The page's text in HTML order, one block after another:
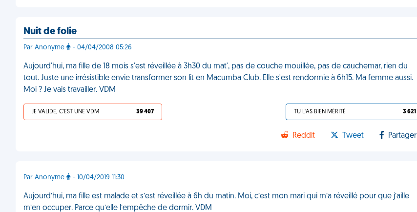
Nuit de folie
Par Anonyme - 04/04/2008 05:26
Aujourd'hui, ma fille de 18 mois s'est réveillée à 3h30 du mat', pas de couche mouillée, pas de cauchemar, rien du
tout. Juste une irrésistible envie transformer son lit en Macumba Club. Elle s'est rendormie à 6h15. Ma femme aussi.
Moi ? Je vais travailler. VDM
JE VALIDE, C'EST UNE VDM 39 407 TU L'AS BIEN MÉRITÉ 3 621
Reddit Tweet Partager
Par Anonyme - 10/04/2019 11:30
Aujourd’hui, ma fille est malade et s’est réveillée à 6h du matin. Moi, c’est mon mari qui m’a réveillé pour que j’aille
m’en occuper. Parce qu’elle l’empêche de dormir. VDM